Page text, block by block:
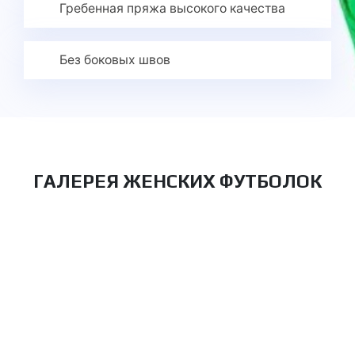
Гребенная пряжа высокого качества
Без боковых швов
ГАЛЕРЕЯ ЖЕНСКИХ ФУТБОЛОК